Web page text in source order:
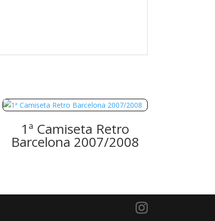
1ª Camiseta Retro
Barcelona 2007/2008